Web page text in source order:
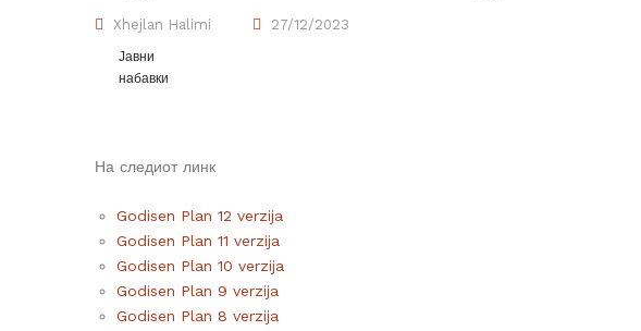
Xhejlan Halimi 27/12/2023
Јавни
набавки
На следиот линк
Godisen Plan 12 verzija
Godisen Plan 11 verzija
Godisen Plan 10 verzija
Godisen Plan 9 verzija
Godisen Plan 8 verzija